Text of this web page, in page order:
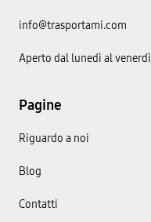
info@trasportami.com
Aperto dal lunedì al venerdì
Pagine
Riguardo a noi
Blog
Contatti